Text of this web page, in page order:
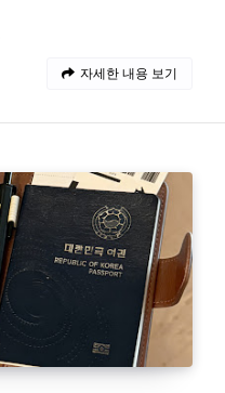
자세한 내용 보기